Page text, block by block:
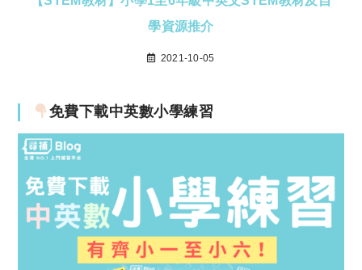
學資源推介
2021-10-05
免費下載中英數小學練習